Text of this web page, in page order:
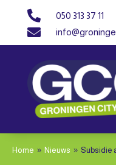
 050 313 37 11

Home 9 Nieuws 9 Subsidie